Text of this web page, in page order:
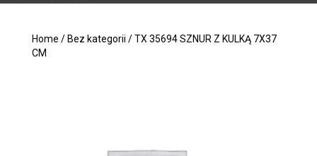
Home / Bez kategorii / TX 35694 SZNUR Z KULKĄ 7X37
CM